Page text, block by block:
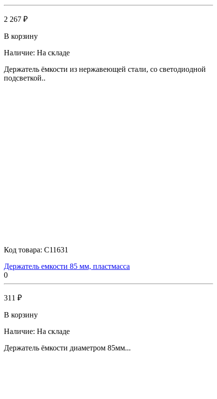
2 267 ₽
В корзину
Наличие: На складе
Держатель ёмкости из нержавеющей стали, со светодиодной
подсветкой..
Код товара: C11631
Держатель емкости 85 мм, пластмасcа
0
311 ₽
В корзину
Наличие: На складе
Держатель ёмкости диаметром 85мм...